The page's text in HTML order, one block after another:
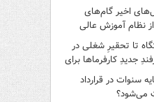
اخیر گام‌های
نظام آموزش عالی
تا تحقیرِ شغلی در
جدیدِ کارفرماها برای
سنوات در قرارداد
می‌شود؟